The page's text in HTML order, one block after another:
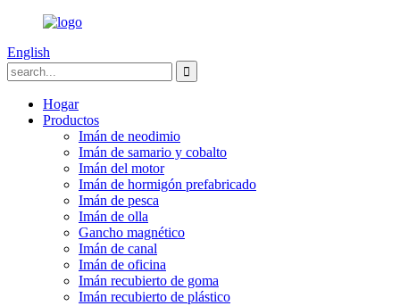
English
Hogar
Productos
Imán de neodimio
Imán de samario y cobalto
Imán del motor
Imán de hormigón prefabricado
Imán de pesca
Imán de olla
Gancho magnético
Imán de canal
Imán de oficina
Imán recubierto de goma
Imán recubierto de plástico